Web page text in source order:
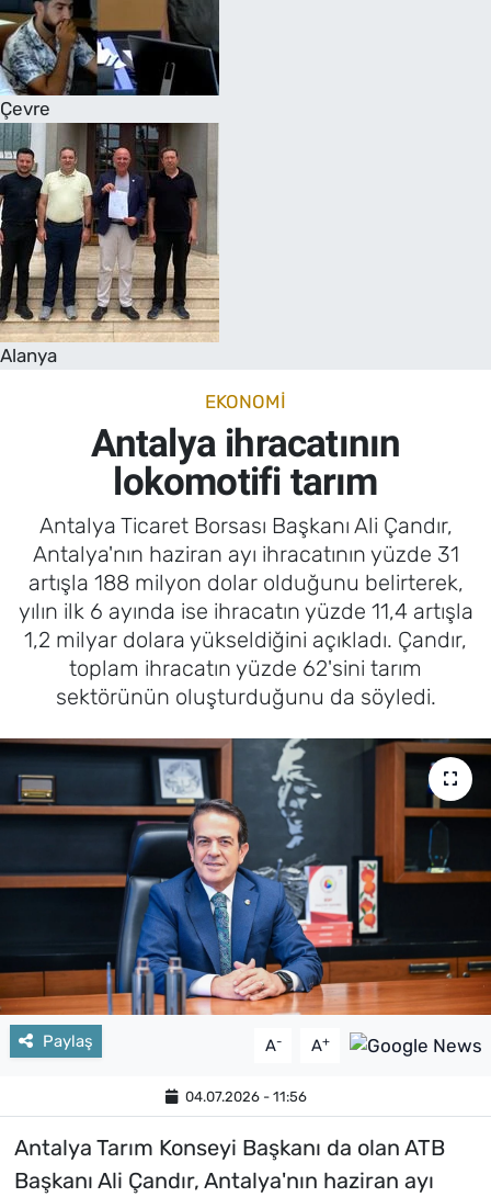
Çevre
Alanya
EKONOMI
Antalya ihracatının
lokomotifi tarım
Antalya Ticaret Borsası Başkanı Ali Çandır,
Antalya'nın haziran ayı ihracatının yüzde 31
artışla 188 milyon dolar olduğunu belirterek,
yılın ilk 6 ayında ise ihracatın yüzde 11,4 artışla
1,2 milyar dolara yükseldiğini açıkladı. Çandır,
toplam ihracatın yüzde 62'sini tarım
sektörünün oluşturduğunu da söyledi.
Paylaş A- A+
04.07.2026 - 11:56
Antalya Tarım Konseyi Başkanı da olan ATB
Başkanı Ali Çandır, Antalya'nın haziran ayı